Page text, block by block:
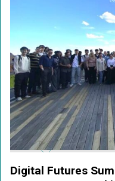
Digital Futures